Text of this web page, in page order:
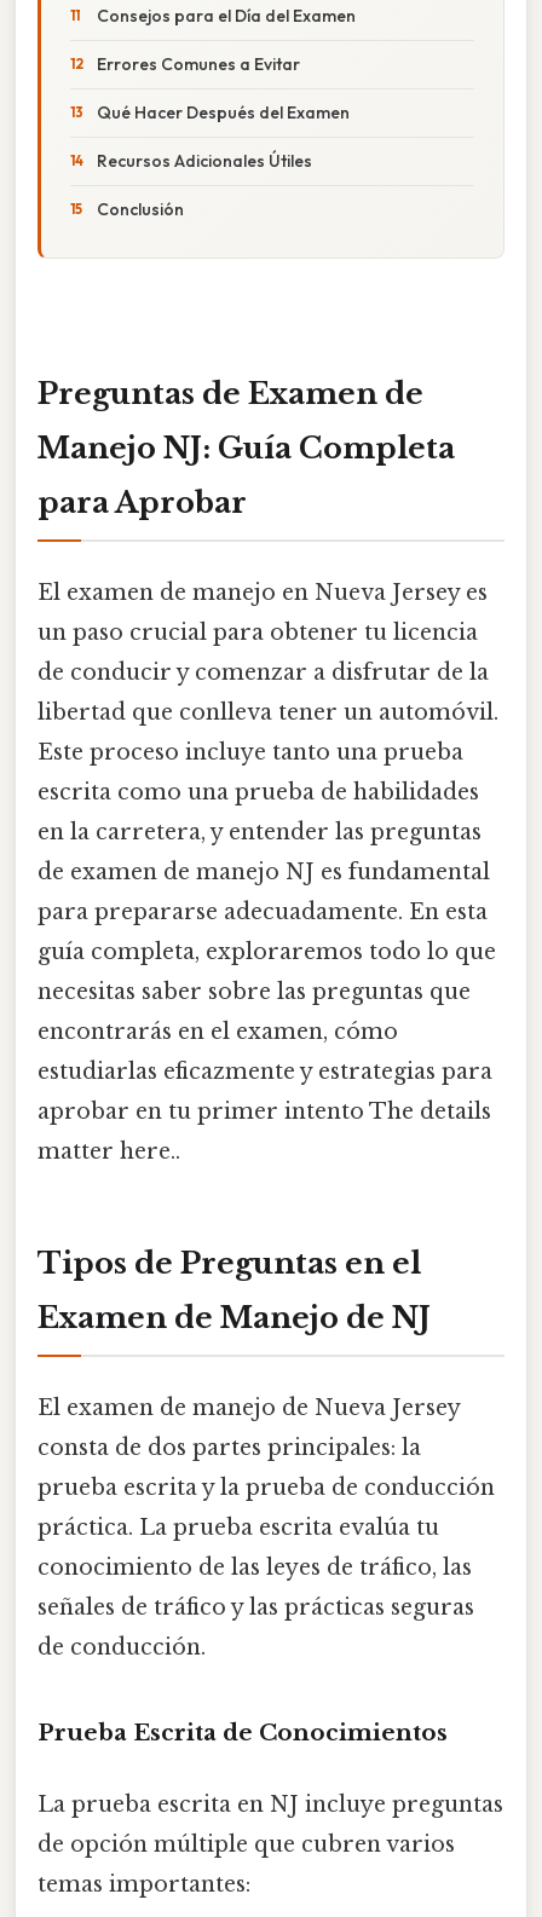
Consejos para el Día del Examen
Errores Comunes a Evitar
Qué Hacer Después del Examen
Recursos Adicionales Útiles
Conclusión
Preguntas de Examen de
Manejo NJ: Guía Completa
para Aprobar
El examen de manejo en Nueva Jersey es
un paso crucial para obtener tu licencia
de conducir y comenzar a disfrutar de la
libertad que conlleva tener un automóvil.
Este proceso incluye tanto una prueba
escrita como una prueba de habilidades
en la carretera, y entender las preguntas
de examen de manejo NJ es fundamental
para prepararse adecuadamente. En esta
guía completa, exploraremos todo lo que
necesitas saber sobre las preguntas que
encontrarás en el examen, cómo
estudiarlas eficazmente y estrategias para
aprobar en tu primer intento The details
matter here..
Tipos de Preguntas en el
Examen de Manejo de NJ
El examen de manejo de Nueva Jersey
consta de dos partes principales: la
prueba escrita y la prueba de conducción
práctica. La prueba escrita evalúa tu
conocimiento de las leyes de tráfico, las
señales de tráfico y las prácticas seguras
de conducción.
Prueba Escrita de Conocimientos
La prueba escrita en NJ incluye preguntas
de opción múltiple que cubren varios
temas importantes: